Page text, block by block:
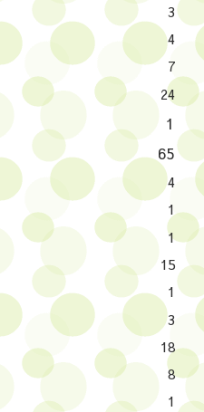
3
4
7
24
1
65
4
1
1
15
1
3
18
8
1